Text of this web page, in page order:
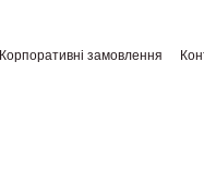
Корпоративні замовлення